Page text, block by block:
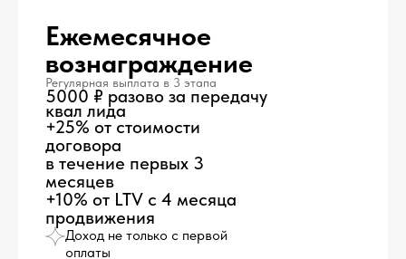
Ежемесячное
вознаграждение
Регулярная выплата в 3 этапа
5000 ₽ разово за передачу
квал лида
+25% от стоимости
договора
в течение первых 3
месяцев
+10% от LTV с 4 месяца
продвижения
Доход не только с первой
оплаты